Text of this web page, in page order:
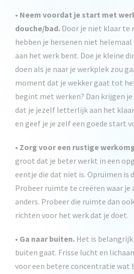
• Neem voordat je start met
douche/bad. Door je niet klaar te
hebben je hersenen niet
aan het werk bent. Doe je kleine
doen als je naar je werkplek zou
moment dat je wekker gaat tot
begint met werken? Dan krijgen
dat je jezelf letterlijk aan het
en geef je je zelf een goede start
• Zorg voor een rustige
groot dat je beter werkt in een
eentje die dat niet is. Opruimen is
Probeer ruimte te creëren waar je
anders. Probeer die ruimte dan
richten voor het werk dat je doet.
• Ga naar buiten. Het is
buiten gaat. Frisse lucht en
voor een betere concentratie wat